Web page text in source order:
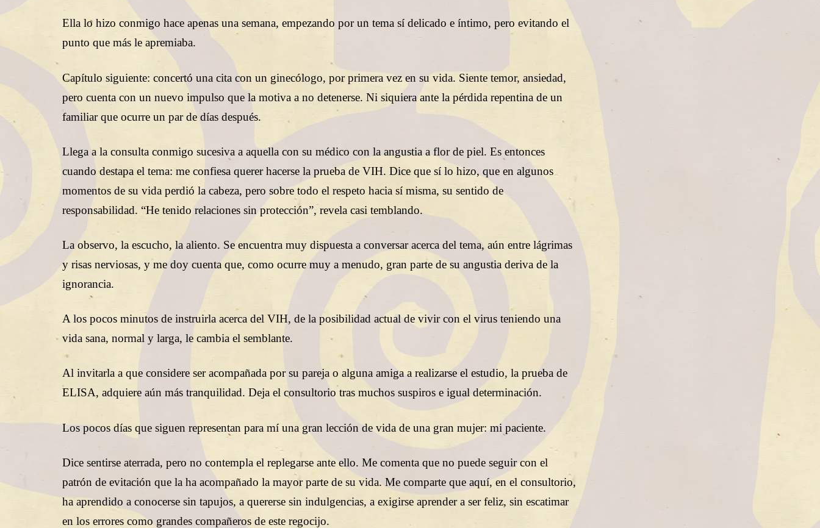
Ella lo hizo conmigo hace apenas una semana, empezando por un tema sí delicado e íntimo, pero evitando el
punto que más le apremiaba.
Capítulo siguiente: concertó una cita con un ginecólogo, por primera vez en su vida. Siente temor, ansiedad,
pero cuenta con un nuevo impulso que la motiva a no detenerse. Ni siquiera ante la pérdida repentina de un
familiar que ocurre un par de días después.
Llega a la consulta conmigo sucesiva a aquella con su médico con la angustia a flor de piel. Es entonces
cuando destapa el tema: me confiesa querer hacerse la prueba de VIH. Dice que sí lo hizo, que en algunos
momentos de su vida perdió la cabeza, pero sobre todo el respeto hacia sí misma, su sentido de
responsabilidad. “He tenido relaciones sin protección”, revela casi temblando.
La observo, la escucho, la aliento. Se encuentra muy dispuesta a conversar acerca del tema, aún entre lágrimas
y risas nerviosas, y me doy cuenta que, como ocurre muy a menudo, gran parte de su angustia deriva de la
ignorancia.
A los pocos minutos de instruirla acerca del VIH, de la posibilidad actual de vivir con el virus teniendo una
vida sana, normal y larga, le cambia el semblante.
Al invitarla a que considere ser acompañada por su pareja o alguna amiga a realizarse el estudio, la prueba de
ELISA, adquiere aún más tranquilidad. Deja el consultorio tras muchos suspiros e igual determinación.
Los pocos días que siguen representan para mí una gran lección de vida de una gran mujer: mi paciente.
Dice sentirse aterrada, pero no contempla el replegarse ante ello. Me comenta que no puede seguir con el
patrón de evitación que la ha acompañado la mayor parte de su vida. Me comparte que aquí, en el consultorio,
ha aprendido a conocerse sin tapujos, a quererse sin indulgencias, a exigirse aprender a ser feliz, sin escatimar
en los errores como grandes compañeros de este regocijo.